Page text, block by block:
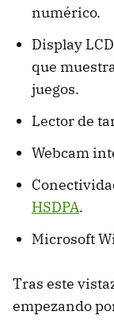
numérico.
Display
que
juegos.
Lector de
Webcam
HSDPA.
Microsoft
Tras este
empezando